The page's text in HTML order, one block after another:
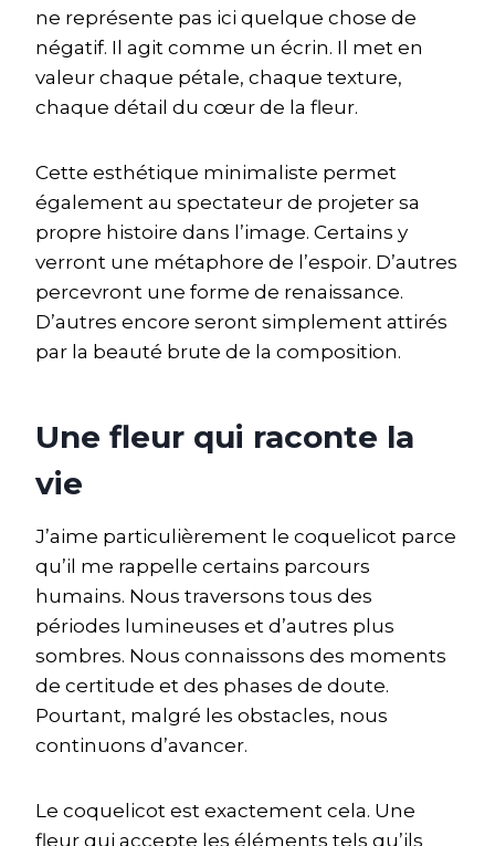
ne représente pas ici quelque chose de
négatif. Il agit comme un écrin. Il met en
valeur chaque pétale, chaque texture,
chaque détail du cœur de la fleur.
Cette esthétique minimaliste permet
également au spectateur de projeter sa
propre histoire dans l’image. Certains y
verront une métaphore de l’espoir. D’autres
percevront une forme de renaissance.
D’autres encore seront simplement attirés
par la beauté brute de la composition.
Une fleur qui raconte la
vie
J’aime particulièrement le coquelicot parce
qu’il me rappelle certains parcours
humains. Nous traversons tous des
périodes lumineuses et d’autres plus
sombres. Nous connaissons des moments
de certitude et des phases de doute.
Pourtant, malgré les obstacles, nous
continuons d’avancer.
Le coquelicot est exactement cela. Une
fleur qui accepte les éléments tels qu’ils